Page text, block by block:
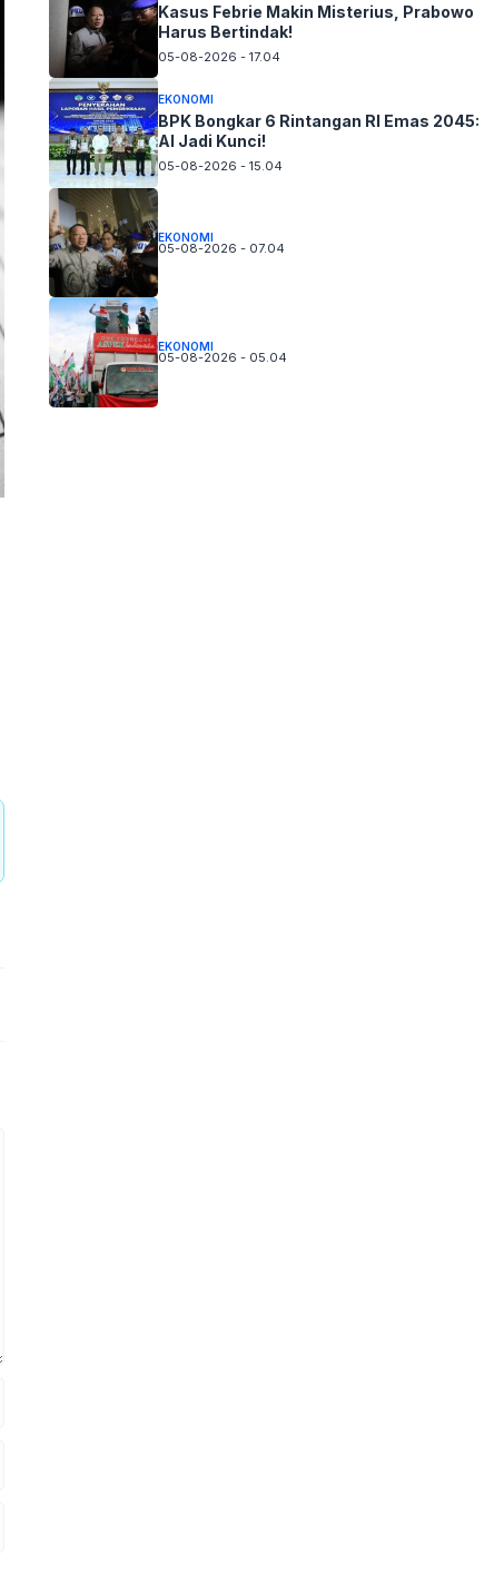
Kasus Febrie Makin Misterius, Prabowo
Harus Bertindak!
05-08-2026 - 17.04
EKONOMI
BPK Bongkar 6 Rintangan RI Emas 2045:
AI Jadi Kunci!
05-08-2026 - 15.04
EKONOMI
05-08-2026 - 07.04
EKONOMI
05-08-2026 - 05.04